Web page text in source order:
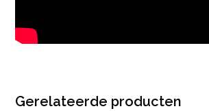
Gerelateerde producten